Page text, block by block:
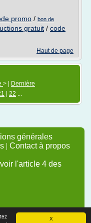
X
promo / bon de
gratuit / code
Haut de page
> |
Dernière
22 ...
générales
| Contact à propos
l'article 4 des